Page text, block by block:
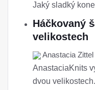
Jaký sladký
Háčkovaný
velikostech
Anastacia Zittel
AnastaciaKnits
dvou velikostech.